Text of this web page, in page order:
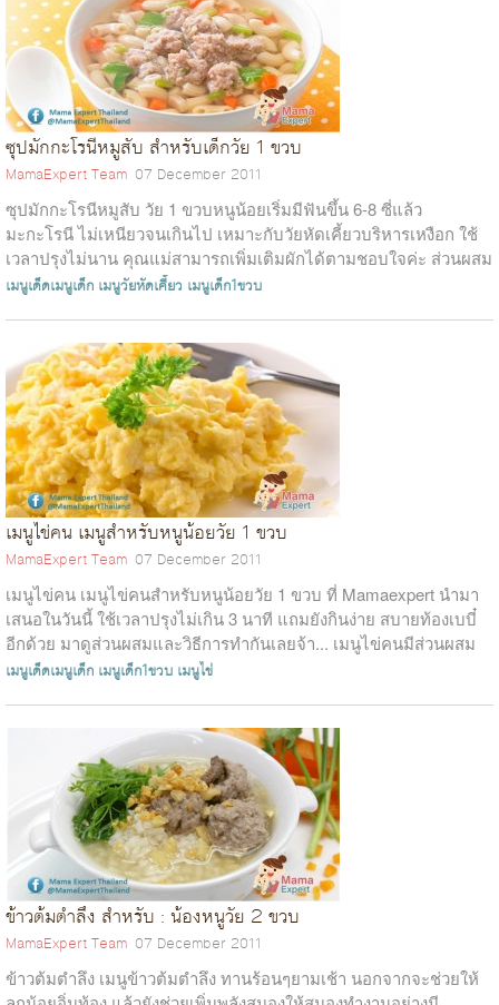
ซุปมักกะโรนีหมูสับ สำหรับเด็กวัย 1 ขวบ
MamaExpert Team 07 December 2011
ซุปมักกะโรนีหมูสับ วัย 1 ขวบหนูน้อยเริ่มมีฟันขึ้น 6-8 ซี่แล้ว
มะกะโรนี ไม่เหนียวจนเกินไป เหมาะกับวัยหัดเคี้ยวบริหารเหงือก ใช้
เวลาปรุงไม่นาน คุณแม่สามารถเพิ่มเติมผักได้ตามชอบใจค่ะ ส่วนผสม
ซุปมักก...
เมนูเด็ดเมนูเด็ก เมนูวัยหัดเคี้ยว เมนูเด็ก1ขวบ
เมนูไข่คน เมนูสำหรับหนูน้อยวัย 1 ขวบ
MamaExpert Team 07 December 2011
เมนูไข่คน เมนูไข่คนสำหรับหนูน้อยวัย 1 ขวบ ที่ Mamaexpert นำมา
เสนอในวันนี้ ใช้เวลาปรุงไม่เกิน 3 นาที แถมยังกินง่าย สบายท้องเบบี๋
อีกด้วย มาดูส่วนผสมและวิธีการทำกันเลยจ้า... เมนูไข่คนมีส่วนผสม
อะไรบ้า...
เมนูเด็ดเมนูเด็ก เมนูเด็ก1ขวบ เมนูไข่
ข้าวต้มตำลึง สำหรับ : น้องหนูวัย 2 ขวบ
MamaExpert Team 07 December 2011
ข้าวต้มตำลึง เมนูข้าวต้มตำลึง ทานร้อนๆยามเช้า นอกจากจะช่วยให้